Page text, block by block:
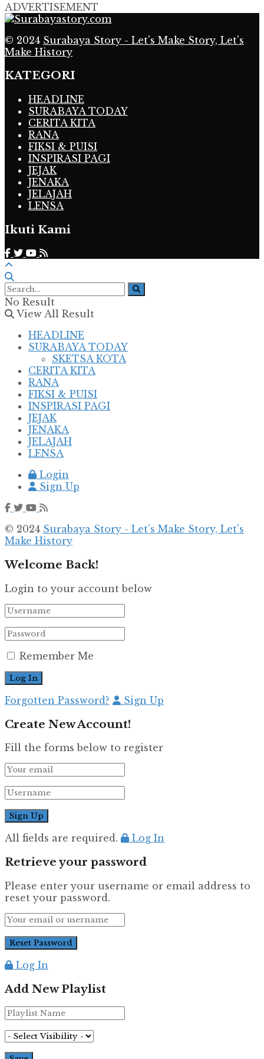
ADVERTISEMENT
© 2024 Surabaya Story - Let's Make Story, Let's
Make History
KATEGORI
HEADLINE
SURABAYA TODAY
CERITA KITA
RANA
FIKSI & PUISI
INSPIRASI PAGI
JEJAK
JENAKA
JELAJAH
LENSA
Ikuti Kami
No Result
View All Result
HEADLINE
SURABAYA TODAY
SKETSA KOTA
CERITA KITA
RANA
FIKSI & PUISI
INSPIRASI PAGI
JEJAK
JENAKA
JELAJAH
LENSA
Login
Sign Up
© 2024 Surabaya Story - Let's Make Story, Let's
Make History
Welcome Back!
Login to your account below
Remember Me
Forgotten Password? Sign Up
Create New Account!
Fill the forms below to register
All fields are required. Log In
Retrieve your password
Please enter your username or email address to
reset your password.
Log In
Add New Playlist